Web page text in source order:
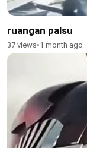
ruangan palsu
37 views•1 month ago